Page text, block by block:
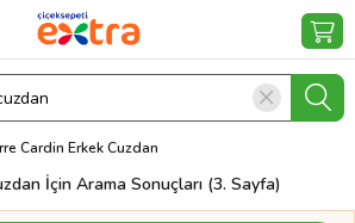
Cardin Erkek Cuzdan
İçin Arama Sonuçları (3. Sayfa)